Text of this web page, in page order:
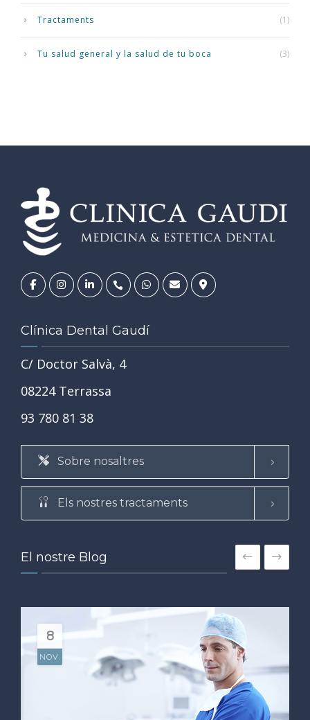
Tractaments (1)
Tu salud general y la salud de tu boca (3)
Clínica Dental Gaudí
C/ Doctor Salvà, 4
08224 Terrassa
93 780 81 38
Sobre nosaltres
Els nostres tractaments
El nostre Blog
8
NOV.